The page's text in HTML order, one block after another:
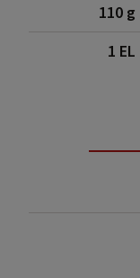
110 g
1 EL